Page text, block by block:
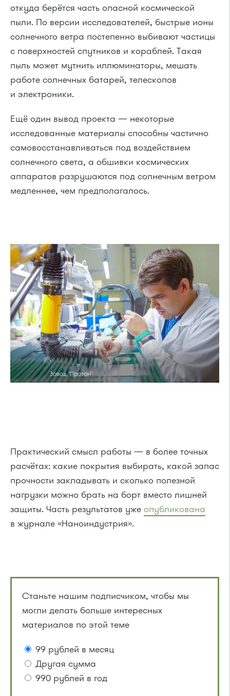
откуда берётся часть опасной космической
пыли. По версии исследователей, быстрые ионы
солнечного ветра постепенно выбивают частицы
с поверхностей спутников и кораблей. Такая
пыль может мутнить иллюминаторы, мешать
работе солнечных батарей, телескопов
и электроники.
Ещё один вывод проекта — некоторые
исследованные материалы способны частично
самовосстанавливаться под воздействием
солнечного света, а обшивки космических
аппаратов разрушаются под солнечным ветром
медленнее, чем предполагалось.
Практический смысл работы — в более точных
расчётах: какие покрытия выбирать, какой запас
прочности закладывать и сколько полезной
нагрузки можно брать на борт вместо лишней
защиты. Часть результатов уже опубликована
в журнале «Наноиндустрия».
Станьте нашим подписчиком, чтобы мы
могли делать больше интересных
материалов по этой теме
99 рублей в месяц
Другая сумма
990 рублей в год